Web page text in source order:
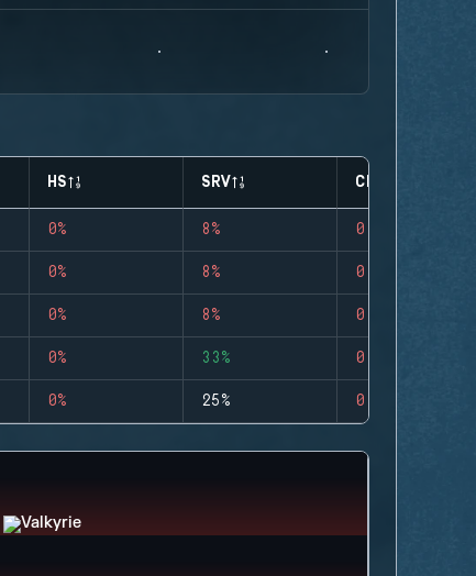
HS SRV CLUTCHES
0% 8% 0
0% 8% 0
0% 8% 0
0% 33% 0
0% 25% 0